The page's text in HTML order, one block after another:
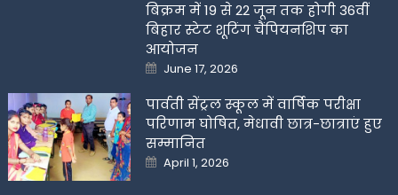
बिक्रम में 19 से 22 जून तक होगी 36वीं
बिहार स्टेट शूटिंग चैंपियनशिप का
आयोजन
Posted
on
June 17, 2026
पार्वती सेंट्रल स्कूल में वार्षिक परीक्षा
परिणाम घोषित, मेधावी छात्र-छात्राएं हुए
सम्मानित
Posted
on
April 1, 2026